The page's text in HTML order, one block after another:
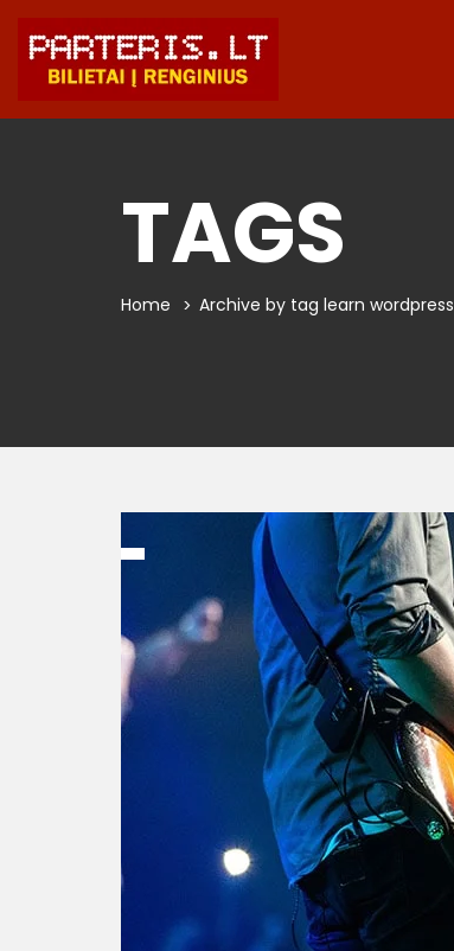
TAGS
Home Archive by tag learn wordpress